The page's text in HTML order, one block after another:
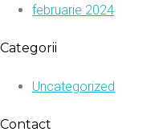
februarie 2024
Categorii
Uncategorized
Contact